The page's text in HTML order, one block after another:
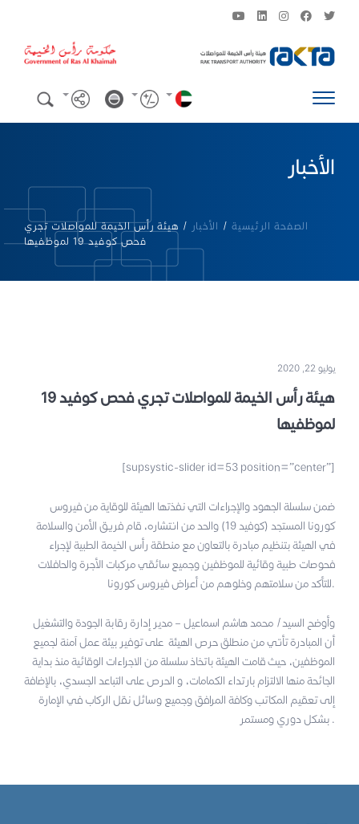
الأخبار
الصفحة الرئيسية / الأخبار / هيئة رأس الخيمة للمواصلات تجري
فحص كوفيد 19 لموظفيها
يوليو 22, 2020
هيئة رأس الخيمة للمواصلات تجري فحص كوفيد 19
لموظفيها
[supsystic-slider id=53 position=”center”]
ضمن سلسلة الجهود والإجراءات التي نفذتها الهيئة للوقاية من فيروس
كورونا المستجد (كوفيد 19) والحد من انتشاره، قام فريق الأمن والسلامة
في الهيئة بتنظيم مبادرة بالتعاون مع منطقة رأس الخيمة الطبية لإجراء
فحوصات طبية وقائية للموظفين وجميع سائقي مركبات الأجرة والحافلات
للتأكد من سلامتهم وخلوهم من أعراض فيروس كورونا.
وأوضح السيد/ محمد هاشم اسماعيل – مدير إدارة رقابة الجودة والتشغيل
أن المبادرة تأتي من منطلق حرص الهيئة على توفير بيئة عمل اَمنة لجميع
الموظفين، حيث قامت الهيئة باتخاذ سلسلة من الاجراءات الوقائية منذ بداية
الجائحة منها الالتزام بارتداء الكمامات، و الحرص على التباعد الجسدي، بالإضافة
إلى تعقيم المكاتب وكافة المرافق وجميع وسائل نقل الركاب في الإمارة
بشكل دوري ومستمر .